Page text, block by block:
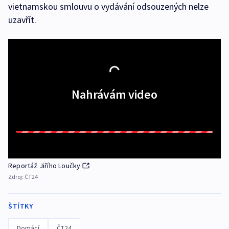
vietnamskou smlouvu o vydávání odsouzených nelze
uzavřít.
Nahrávám video
Reportáž Jiřího Loučky
Zdroj: ČT24
ŠTÍTKY